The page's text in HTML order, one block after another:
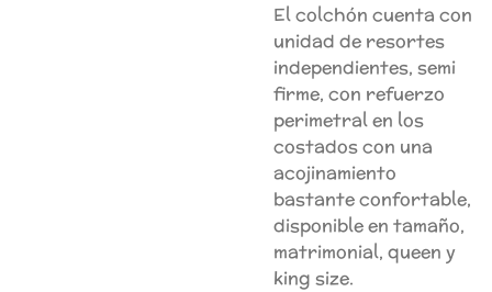
El colchón cuenta con
unidad de resortes
independientes, semi
firme, con refuerzo
perimetral en los
costados con una
acojinamiento
bastante confortable,
disponible en tamaño,
matrimonial, queen y
king size.